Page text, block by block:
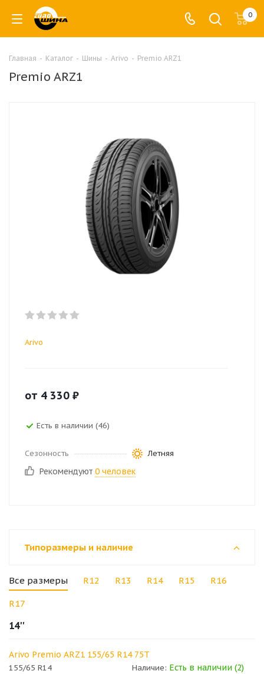
0
Главная - Каталог - Шины - Arivo - Premio ARZ1
Premio ARZ1
Arivo
от 4 330 ₽
Есть в наличии (46)
Сезонность Летняя
Рекомендуют 0 человек
Типоразмеры и наличие
Все размеры R12 R13 R14 R15 R16
R17
14''
Arivo Premio ARZ1 155/65 R14 75T
155/65 R14 Наличие: Есть в наличии (2)